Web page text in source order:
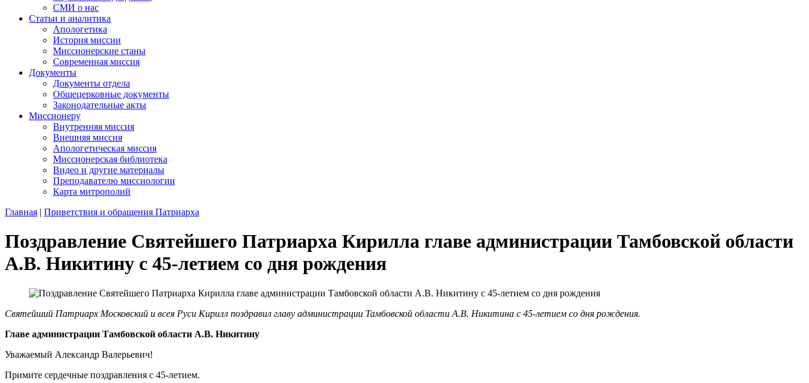
СМИ о нас
Статьи и аналитика
Апологетика
История миссии
Миссионерские станы
Современная миссия
Документы
Документы отдела
Общецерковные документы
Законодательные акты
Миссионеру
Внутренняя миссия
Внешняя миссия
Апологетическая миссия
Миссионерская библиотека
Видео и другие материалы
Преподавателю миссиологии
Карта митрополий
Главная | Приветствия и обращения Патриарха
Поздравление Святейшего Патриарха Кирилла главе администрации Тамбовской области
А.В. Никитину с 45-летием со дня рождения
Святейший Патриарх Московский и всея Руси Кирилл поздравил главу администрации Тамбовской области А.В. Никитина с 45-летием со дня рождения.
Главе администрации Тамбовской области А.В. Никитину
Уважаемый Александр Валерьевич!
Примите сердечные поздравления с 45-летием.